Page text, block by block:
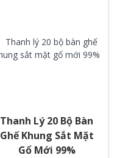
Thanh Lý 20 Bộ Bàn
Ghế Khung Sắt Mặt
Gổ Mới 99%